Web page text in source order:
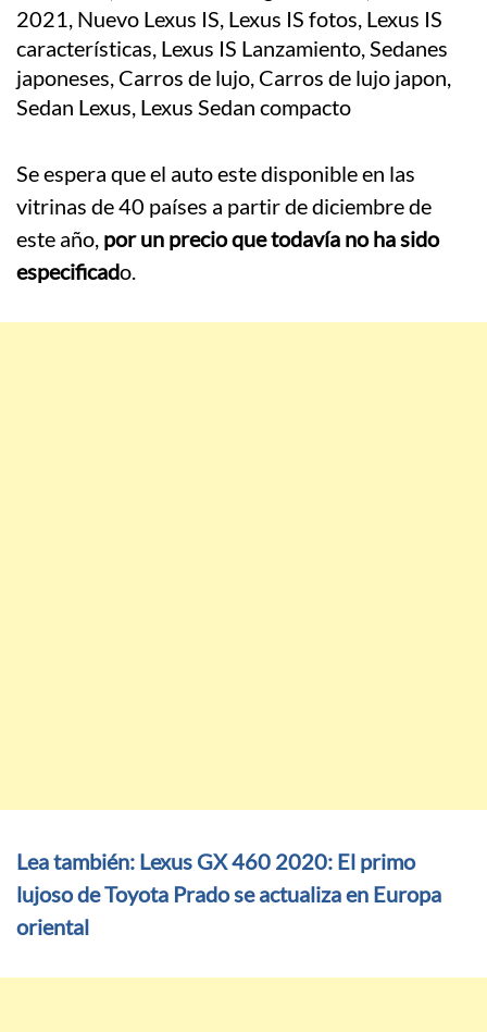
Se espera que el auto este disponible en las
vitrinas de 40 países a partir de diciembre de
este año, por un precio que todavía no ha sido
especificado.
Lea también: Lexus GX 460 2020: El primo
lujoso de Toyota Prado se actualiza en Europa
oriental